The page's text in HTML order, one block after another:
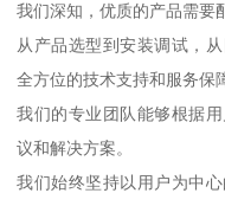
我们深知，优质的产品需要
从产品选型到安装调试，
全方位的技术支持和服务保
我们的专业团队能够根据
议和解决方案。
我们始终坚持以用户为中